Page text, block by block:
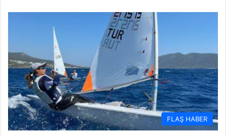
FLAŞ HABER